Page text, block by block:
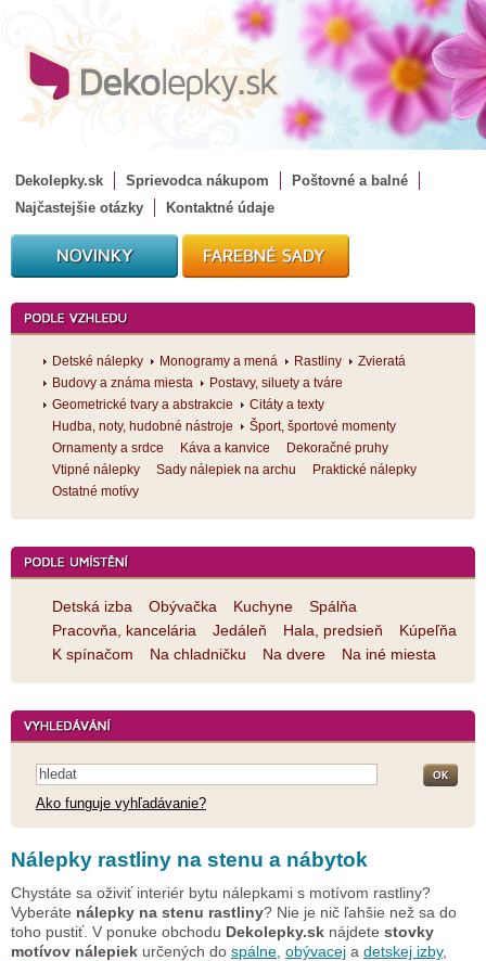
Dekolepky.sk Sprievodca nákupom
Poštovné a balné
Najčastejšie otázky
Kontaktné údaje
Detské nálepky Monogramy a mená Rastliny
Zvieratá
Budovy a známa miesta
Postavy, siluety a tváre
Geometrické tvary a abstrakcie
Citáty a texty
Hudba, noty, hudobné nástroje
Šport, športové momenty
Ornamenty a srdce
Káva a kanvice
Dekoračné pruhy
Vtipné nálepky
Sady nálepiek na archu
Praktické nálepky
Ostatné motívy
Detská izba Obývačka Kuchyne
Spálňa
Pracovňa, kancelária
Jedáleň Hala, predsieň
Kúpeľňa
K spínačom
Na chladničku Na dvere Na iné miesta
Ako funguje vyhľadávanie?
Nálepky rastliny na stenu a nábytok
Chystáte sa oživiť interiér bytu nálepkami s motívom rastliny?
Vyberáte nálepky na stenu rastliny? Nie je nič ľahšie než sa do
toho pustiť. V ponuke obchodu Dekolepky.sk nájdete stovky
motívov nálepiek určených do spálne obývacej a detskej izby,